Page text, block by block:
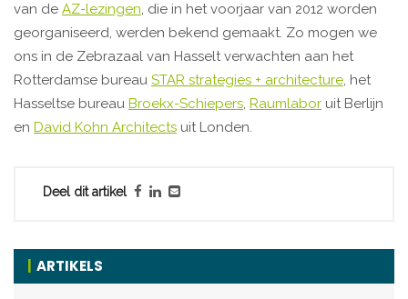
van de AZ-lezingen, die in het voorjaar van 2012 worden
georganiseerd, werden bekend gemaakt. Zo mogen we
ons in de Zebrazaal van Hasselt verwachten aan het
Rotterdamse bureau STAR strategies + architecture, het
Hasseltse bureau Broekx-Schiepers, Raumlabor uit Berlijn
en David Kohn Architects uit Londen.
Deel dit artikel
ARTIKELS